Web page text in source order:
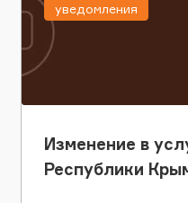
Изменение в
Республики
уведомления